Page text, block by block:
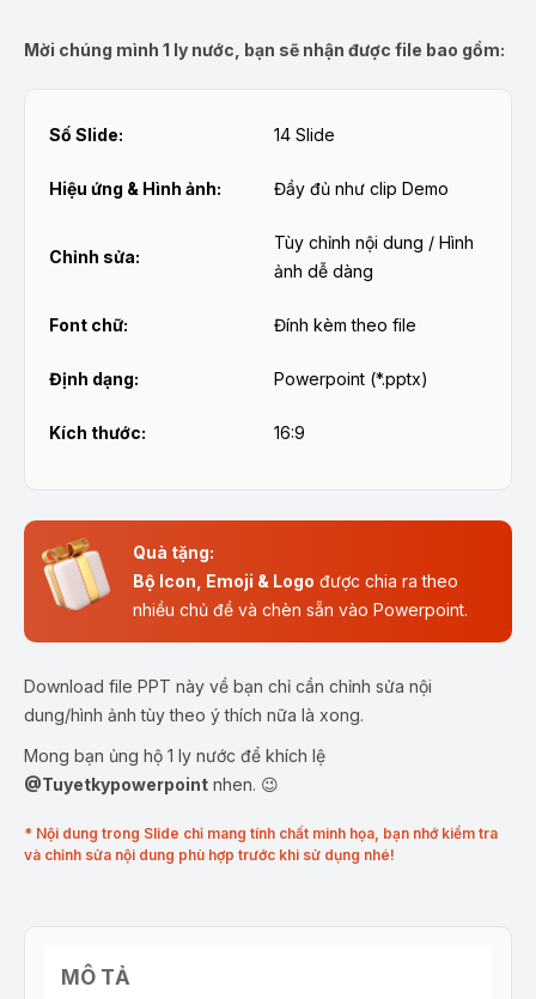
Mời chúng mình 1 ly nước, bạn sẽ nhận được file bao gồm:
Số Slide: 14 Slide
Hiệu ứng & Hình ảnh: Đầy đủ như clip Demo
Chỉnh sửa:
Tùy chỉnh nội dung / Hình
ảnh dễ dàng
Font chữ: Đính kèm theo file
Định dạng: Powerpoint (*.pptx)
Kích thước: 16:9
Quà tặng:
Bộ Icon, Emoji & Logo được chia ra theo
nhiều chủ đề và chèn sẵn vào Powerpoint.
Download file PPT này về bạn chỉ cần chỉnh sửa nội
dung/hình ảnh tùy theo ý thích nữa là xong.
Mong bạn ủng hộ 1 ly nước để khích lệ
@Tuyetkypowerpoint nhen. 😉
* Nội dung trong Slide chỉ mang tính chất minh họa, bạn nhớ kiểm tra
và chỉnh sửa nội dung phù hợp trước khi sử dụng nhé!
MÔ TẢ